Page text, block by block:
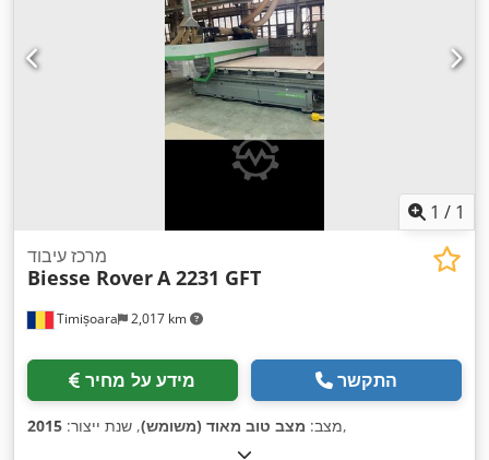
1 / 1
Timișoara 2,017 km
מרכז עיבוד
Biesse RoverA 2231 GFT
מידע על מחיר התקשר
מצב: מצב טוב מאוד (משומש), שנת ייצור: 2015 ,